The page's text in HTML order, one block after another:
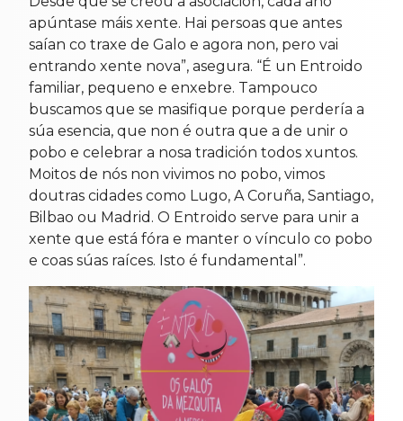
apúntase máis xente. Hai persoas que antes
saían co traxe de Galo e agora non, pero vai
entrando xente nova”, asegura. “É un Entroido
familiar, pequeno e enxebre. Tampouco
buscamos que se masifique porque perdería a
súa esencia, que non é outra que a de unir o
pobo e celebrar a nosa tradición todos xuntos.
Moitos de nós non vivimos no pobo, vimos
doutras cidades como Lugo, A Coruña, Santiago,
Bilbao ou Madrid. O Entroido serve para unir a
xente que está fóra e manter o vínculo co pobo
e coas súas raíces. Isto é fundamental”.